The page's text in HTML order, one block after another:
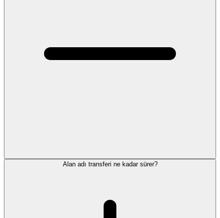
Alan adı transferi ne kadar sürer?